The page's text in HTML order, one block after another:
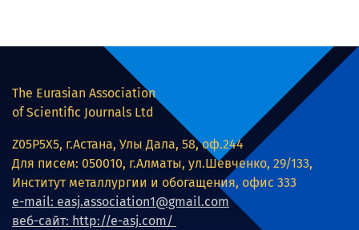
The Eurasian Association
of Scientific Journals Ltd
Z05P5X5, г.Астана, Улы Дала, 58, оф.244
Для писем: 050010, г.Алматы, ул.Шевченко, 29/133,
Институт металлургии и обогащения, офис 333
e-mail: easj.association1@gmail.com
веб-сайт: http://e-asj.com/